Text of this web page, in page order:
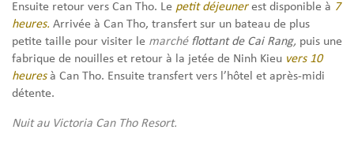
Ensuite retour vers Can Tho. Le petit déjeunerest disponible à 7
heures. Arrivée à Can Tho, transfert sur un bateau de plus
petite taille pour visiter le marchéflottant de Cai Rang, puis une
fabrique de nouilles et retour à la jetée de Ninh Kieu vers 10
heuresà Can Tho. Ensuite transfert vers l’hôtel et après-midi
détente.
Nuit au Victoria Can Tho Resort.